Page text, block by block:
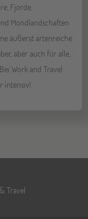
Fjorde,
Mondlandschaften
äußerst artenreiche
aber auch für alle,
Work and Travel
intensiv!
Travel